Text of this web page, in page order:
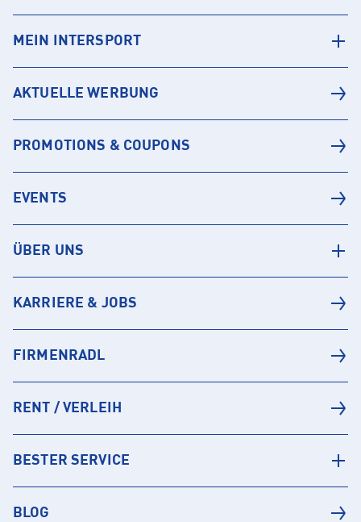
MEIN INTERSPORT
AKTUELLE WERBUNG
PROMOTIONS & COUPONS
EVENTS
ÜBER UNS
KARRIERE & JOBS
FIRMENRADL
RENT / VERLEIH
BESTER SERVICE
BLOG